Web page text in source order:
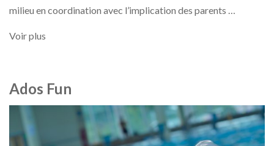
milieu en coordination avec l’implication des parents …
Voir plus
Ados Fun